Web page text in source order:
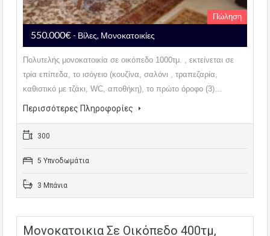
Πώληση
550.000€ - Βίλες, Μονοκατοικίες
Πολυτελής μονοκατοικία σε οικόπεδο 1000τμ. , εκτείνεται σε
τρία επίπεδα, το ισόγειο (κουζίνα, σαλόνι , τραπεζαρία,
καθιστικό με τζάκι, WC, αποθήκη), το πρώτο όροφο (3)…
Περισσότερες Πληροφορίες
300
5 Υπνοδωμάτια
3 Μπάνια
Μονοκατοικια Σε Οικόπεδο 400τμ,